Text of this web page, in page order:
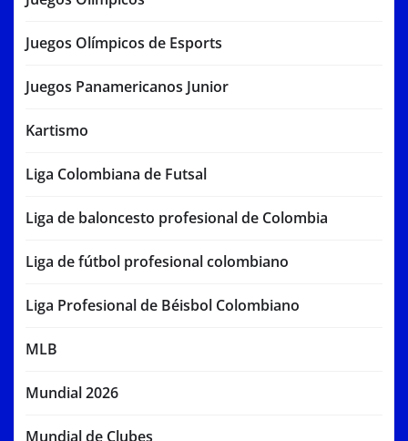
Juegos Olímpicos de Esports
Juegos Panamericanos Junior
Kartismo
Liga Colombiana de Futsal
Liga de baloncesto profesional de Colombia
Liga de fútbol profesional colombiano
Liga Profesional de Béisbol Colombiano
MLB
Mundial 2026
Mundial de Clubes